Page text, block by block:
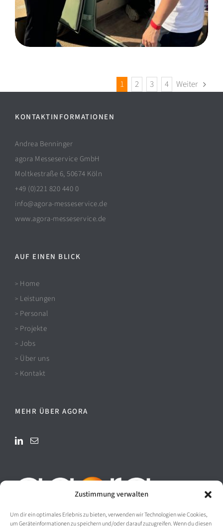
Zustimmung verwalten
Um dir ein optimales Erlebnis zu bieten, verwenden wir Technologien wie Cookies,
um Geräteinformationen zu speichern und/oder darauf zuzugreifen. Wenn du diesen
1 2 3 4 Weiter
KONTAKTINFORMATIONEN
Andrea Benninger
agora Messeservice GmbH
Moltkestraße 6, 50674 Köln
+49 (0)221 820 440 0
info@agora-messeservice.de
www.agora-messeservice.de
AUF EINEN BLICK
> Home
> Leistungen
> Personal
> Projekte
> Jobs
> Über uns
> Kontakt
MEHR ÜBER AGORA